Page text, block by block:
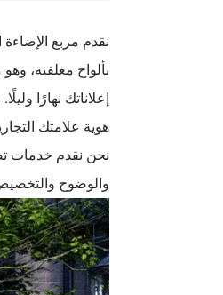
نقدم مربع
إعلاناتك نهارًا
هوية علامتك
والوضوح